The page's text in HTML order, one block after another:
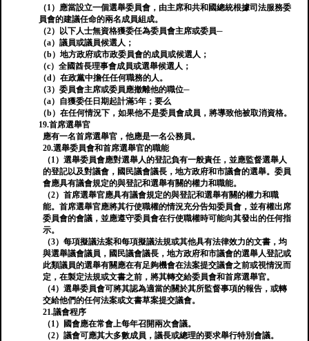
（1）應當設立一個選舉委員會，由主席和共和國總統根據司法服務委
員會的建議任命的兩名成員組成。
（2）以下人士無資格獲委任為委員會主席或委員─
（a）議員或議員候選人；
（b）地方政府或市政委員會的成員或候選人；
（c）全國酋長理事會成員或選舉候選人；
（d）在政黨中擔任任何職務的人。
（3）委員會主席或委員應撤離他的職位─
（a）自獲委任日期起計滿5年；要么
（b）在任何情況下，如果他不是委員會成員，將導致他被取消資格。
19.首席選舉官
應有一名首席選舉官，他應是一名公務員。
20.選舉委員會和首席選舉官的職能
（1）選舉委員會應對選舉人的登記負有一般責任，並應監督選舉人
的登記以及對議會，國民議會議長，地方政府和市議會的選舉。委員
會應具有議會規定的與登記和選舉有關的權力和職能。
（2）首席選舉官應具有議會規定的與登記和選舉有關的權力和職
能。首席選舉官應將其行使職權的情況充分告知委員會，並有權出席
委員會的會議，並應遵守委員會在行使職權時可能向其發出的任何指
示。
（3）每項擬議法案和每項擬議法規或其他具​​有法律效力的文書，均
與選舉議會議員，國民議會議長，地方政府和市議會的選舉人登記或
此類議員的選舉有關應在有足夠機會在法案提交議會之前或視情況而
定，在製定法規或文書之前，將其轉交給委員會和首席選舉官。
（4）選舉委員會可將其認為適當的關於其所監督事項的報告，或轉
交給他們的任何法案或文書草案提交議會。
21.議會程序
（1）國會應在常會上每年召開兩次會議。
（2）議會可應其大多數成員，議長或總理的要求舉行特別會議。